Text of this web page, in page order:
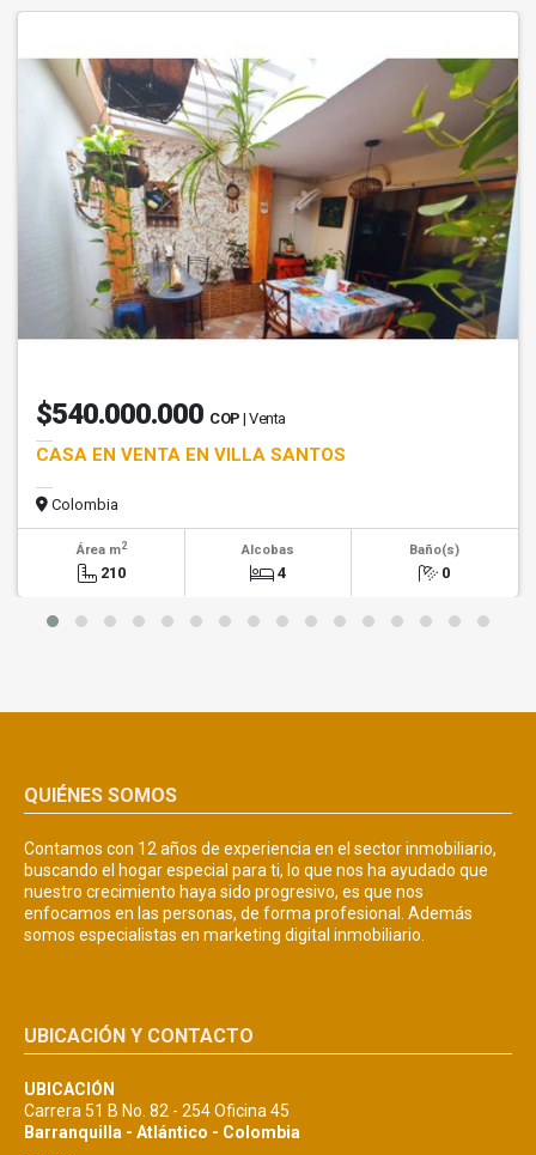
$540.000.000 COP | Venta
CASA EN VENTA EN VILLA SANTOS
Colombia
Área m2
210
Alcobas
4
Baño(s)
0
QUIÉNES SOMOS
Contamos con 12 años de experiencia en el sector inmobiliario,
buscando el hogar especial para ti, lo que nos ha ayudado que
nuestro crecimiento haya sido progresivo, es que nos
enfocamos en las personas, de forma profesional. Además
somos especialistas en marketing digital inmobiliario.
UBICACIÓN Y CONTACTO
UBICACIÓN
Carrera 51 B No. 82 - 254 Oficina 45
Barranquilla - Atlántico - Colombia